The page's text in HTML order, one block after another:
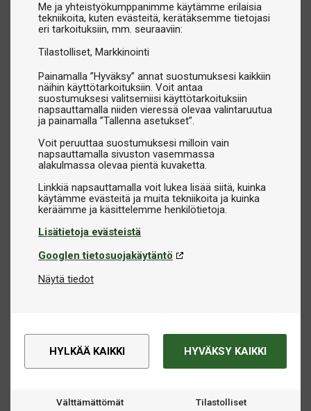
Me ja yhteistyökumppanimme käytämme erilaisia
tekniikoita, kuten evästeitä, kerätäksemme tietojasi
eri tarkoituksiin, mm. seuraaviin:
Tilastolliset Markkinointi
Painamalla ”Hyväksy” annat suostumuksesi kaikkiin
näihin käyttötarkoituksiin. Voit antaa
suostumuksesi valitsemiisi käyttötarkoituksiin
napsauttamalla niiden vieressä olevaa valintaruutua
ja painamalla ”Tallenna asetukset”.
Voit peruuttaa suostumuksesi milloin vain
napsauttamalla sivuston vasemmassa
alakulmassa olevaa pientä kuvaketta.
Linkkiä napsauttamalla voit lukea lisää siitä, kuinka
käytämme evästeitä ja muita tekniikoita ja kuinka
Lisätietoja evästeistä
Googlen tietosuojakäytäntö
Näytä tiedot
HYLKÄÄ KAIKKI HYVÄKSY KAIKKI
Välttämättömät Tilastolliset